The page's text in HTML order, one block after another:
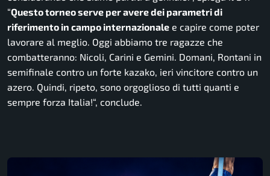
“Questo torneo serve per avere dei parametri di
riferimento in campo internazionale e capire come poter
lavorare al meglio. Oggi abbiamo tre ragazze che
combatteranno: Nicoli, Carini e Gemini. Domani, Rontani in
semifinale contro un forte kazako, ieri vincitore contro un
azero. Quindi, ripeto, sono orgoglioso di tutti quanti e
sempre forza Italia!“, conclude.